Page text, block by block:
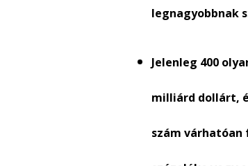
legnagyobbnak
Jelenleg 400
milliárd dollárt,
szám várhatóan